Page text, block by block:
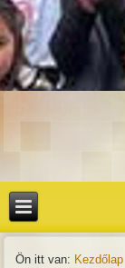
Ön itt van: Kezdőlap